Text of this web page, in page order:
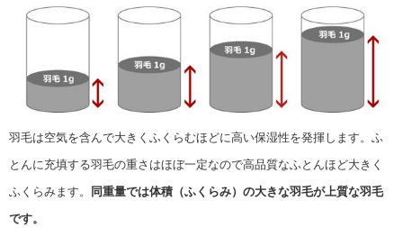
羽毛は空気を含んで大きくふくらむほどに高い保湿性を発揮します。ふ
とんに充填する羽毛の重さはほぼ一定なので高品質なふとんほど大きく
ふくらみます。 同重量では体積（ふくらみ）の大きな羽毛が上質な羽毛
です。